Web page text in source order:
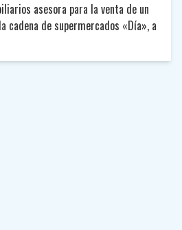
asesora para la venta de un
cadena de supermercados «Día», a